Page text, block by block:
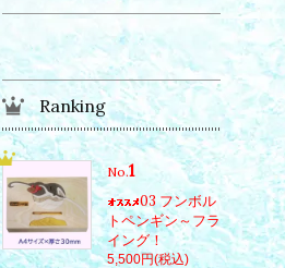
Ranking
No.1
03 フンボル
トペンギン～フラ
イング！
5,500円(税込)